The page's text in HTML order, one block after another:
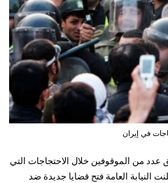
في إيران
عدد من الموقوفين خلال الاحتجاجات التي
النيابة العامة فتح قضايا جديدة ضد